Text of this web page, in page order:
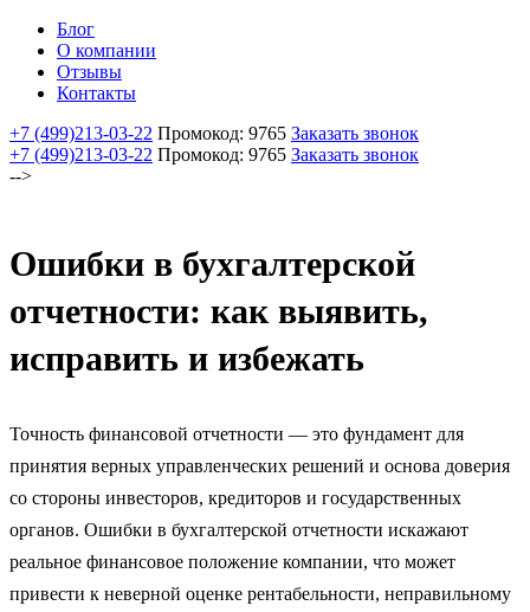
Блог
О компании
Отзывы
Контакты
+7 (499)213-03-22 Промокод: 9765 Заказать звонок
+7 (499)213-03-22 Промокод: 9765 Заказать звонок
-->
Ошибки в бухгалтерской
отчетности: как выявить,
исправить и избежать
Точность финансовой отчетности — это фундамент для
принятия верных управленческих решений и основа доверия
со стороны инвесторов, кредиторов и государственных
органов. Ошибки в бухгалтерской отчетности искажают
реальное финансовое положение компании, что может
привести к неверной оценке рентабельности, неправильному